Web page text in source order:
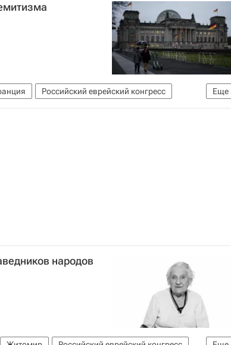
Еще
Российский еврейский конгресс
(ФАДН России) Россия
народов